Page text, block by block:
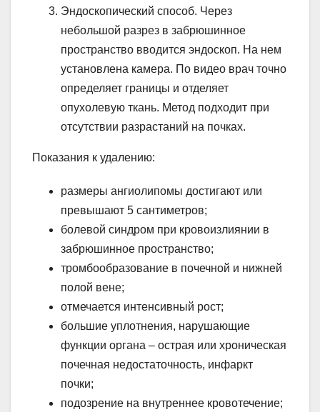
Эндоскопический способ. Через
небольшой разрез в забрюшинное
пространство вводится эндоскоп. На нем
установлена камера. По видео врач точно
определяет границы и отделяет
опухолевую ткань. Метод подходит при
отсутствии разрастаний на почках.
Показания к удалению:
размеры ангиолипомы достигают или
превышают 5 сантиметров;
болевой синдром при кровоизлиянии в
забрюшинное пространство;
тромбообразование в почечной и нижней
полой вене;
отмечается интенсивный рост;
большие уплотнения, нарушающие
функции органа – острая или хроническая
почечная недостаточность, инфаркт
почки;
подозрение на внутреннее кровотечение;